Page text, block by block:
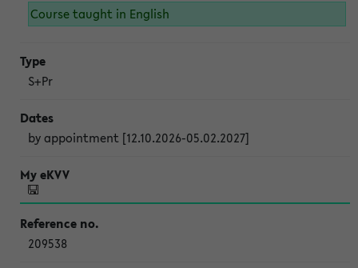
Course taught in English
S+Pr
by appointment [12.10.2026-05.02.2027]
209538